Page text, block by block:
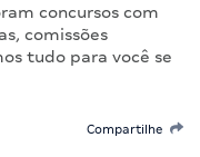
concursos com
comissões
tudo para você se
Compartilhe